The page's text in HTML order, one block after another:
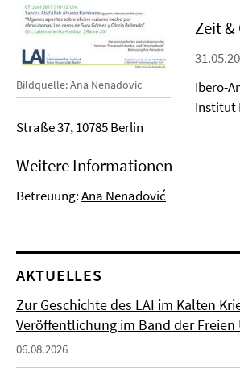
Bildquelle: Ana Nenadovic
Zeit &
Ibero-
Institut
Straße 37, 10785 Berlin
Weitere Informationen
Betreuung:Ana Nenadović
AKTUELLES
Zur Geschichte des LAI im Kalten
Veröffentlichung im Band der
06.08.2026